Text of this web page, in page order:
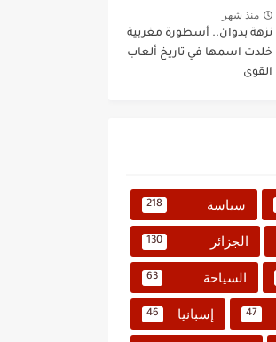
منذ شهر
نزهة بدوان.. أسطورة مغربية
خلدت اسمها في تاريخ ألعاب
القوى
سياسة 218
الجزائر 130
السياحة 63
47 إسبانيا 46